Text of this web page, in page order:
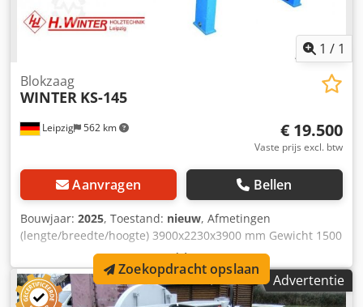
1 / 1
Leipzig 562 km
Blokzaag
WINTER KS-145
€ 19.500
Vaste prijs excl. btw
Aanvragen Bellen
Bouwjaar: 2025, Toestand: nieuw, Afmetingen
(lengte/breedte/hoogte) 3900x2230x3900 mm Gewicht 1500
kg Totaal benodigd vermogen 18 kW Blokzaag KS-145
Chsdpfxevz Hnlo Agmoa - maximaal materiaallengte 1250
mm - min. / maximaal materiaalbreedte 70-145 mm -
maximaal hoogte van het materiaal 160 mm - Capaciteit
Advertentie
Zoekopdracht opslaan